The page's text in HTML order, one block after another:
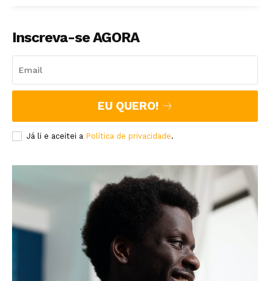
Inscreva-se AGORA
EU QUERO!
Já li e aceitei a Política de privacidade.